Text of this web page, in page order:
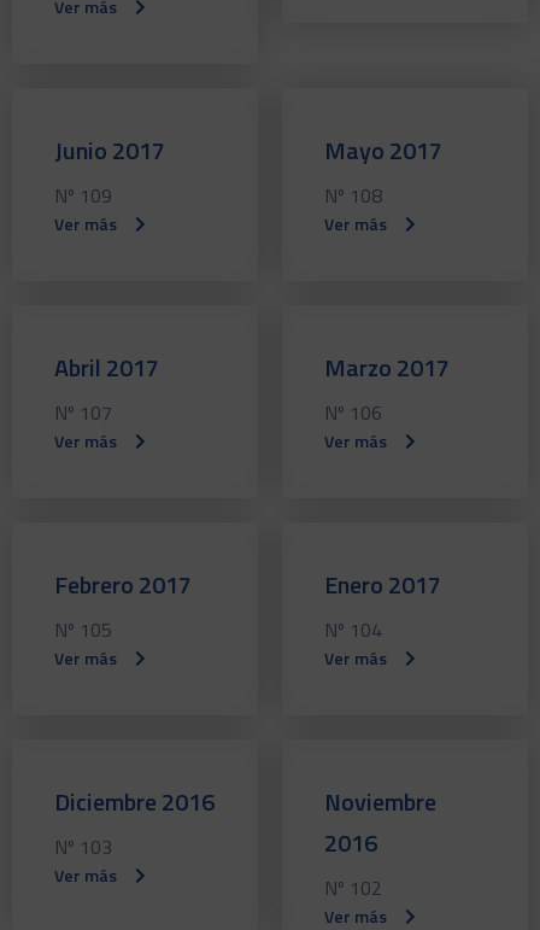
Ver más
Junio 2017
Nº 109
Ver más
Mayo 2017
Nº 108
Ver más
Abril 2017
Nº 107
Ver más
Marzo 2017
Nº 106
Ver más
Febrero 2017
Nº 105
Ver más
Enero 2017
Nº 104
Ver más
Diciembre 2016
Nº 103
Ver más
Noviembre
2016
Nº 102
Ver más